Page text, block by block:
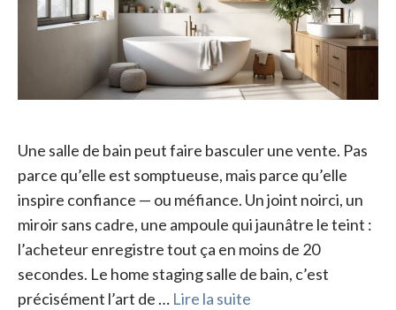
Une salle de bain peut faire basculer une vente. Pas
parce qu’elle est somptueuse, mais parce qu’elle
inspire confiance — ou méfiance. Un joint noirci, un
miroir sans cadre, une ampoule qui jaunâtre le teint :
l’acheteur enregistre tout ça en moins de 20
secondes. Le home staging salle de bain, c’est
précisément l’art de … Lire la suite